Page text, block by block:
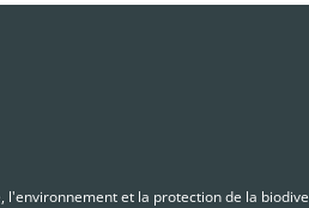
et la protection de la